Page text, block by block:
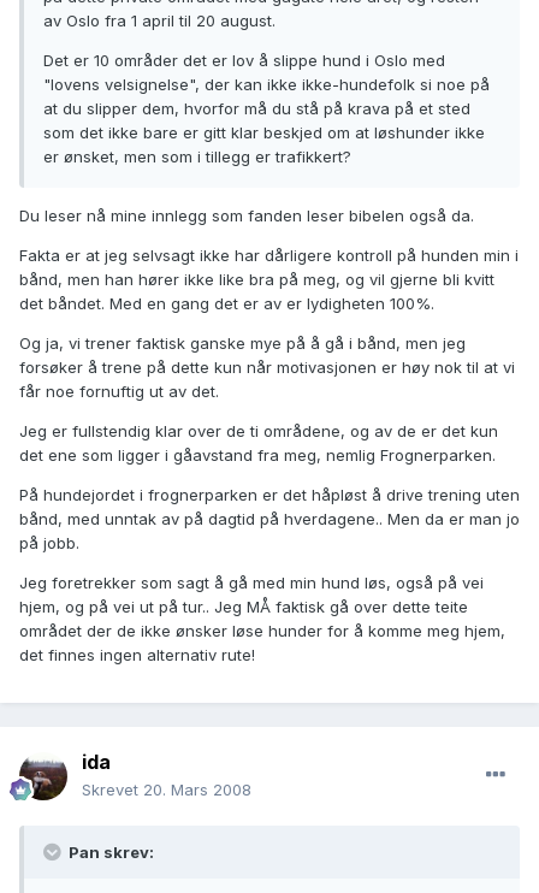
av Oslo fra 1 april til 20 august.
Det er 10 områder det er lov å slippe hund i Oslo med
"lovens velsignelse", der kan ikke ikke-hundefolk si noe på
at du slipper dem, hvorfor må du stå på krava på et sted
som det ikke bare er gitt klar beskjed om at løshunder ikke
er ønsket, men som i tillegg er trafikkert?
Du leser nå mine innlegg som fanden leser bibelen også da.
Fakta er at jeg selvsagt ikke har dårligere kontroll på hunden min i
bånd, men han hører ikke like bra på meg, og vil gjerne bli kvitt
det båndet. Med en gang det er av er lydigheten 100%.
Og ja, vi trener faktisk ganske mye på å gå i bånd, men jeg
forsøker å trene på dette kun når motivasjonen er høy nok til at vi
får noe fornuftig ut av det.
Jeg er fullstendig klar over de ti områdene, og av de er det kun
det ene som ligger i gåavstand fra meg, nemlig Frognerparken.
På hundejordet i frognerparken er det håpløst å drive trening uten
bånd, med unntak av på dagtid på hverdagene.. Men da er man jo
på jobb.
Jeg foretrekker som sagt å gå med min hund løs, også på vei
hjem, og på vei ut på tur.. Jeg MÅ faktisk gå over dette teite
området der de ikke ønsker løse hunder for å komme meg hjem,
det finnes ingen alternativ rute!
ida
Skrevet 20. Mars 2008
Pan skrev: